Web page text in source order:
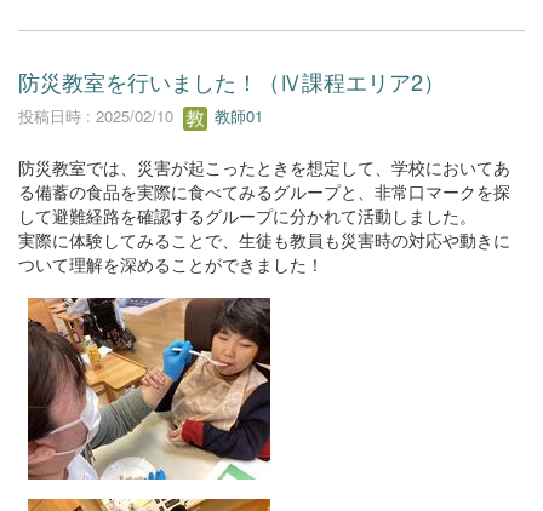
防災教室を行いました！（Ⅳ課程エリア2）
投稿日時 : 2025/02/10 教師01
防災教室では、災害が起こったときを想定して、学校においてあ
る備蓄の食品を実際に食べてみるグループと、非常口マークを探
して避難経路を確認するグループに分かれて活動しました。
実際に体験してみることで、生徒も教員も災害時の対応や動きに
ついて理解を深めることができました！